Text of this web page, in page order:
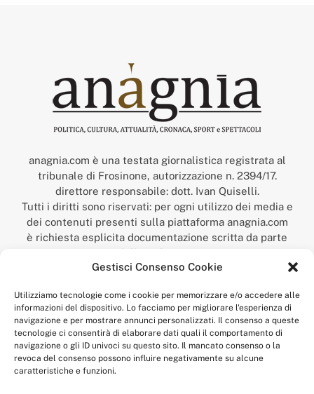
Gestisci Consenso Cookie
Utilizziamo tecnologie come i cookie per memorizzare e/o accedere alle
informazioni del dispositivo. Lo facciamo per migliorare l'esperienza di
navigazione e per mostrare annunci personalizzati. Il consenso a queste
tecnologie ci consentirà di elaborare dati quali il comportamento di
navigazione o gli ID univoci su questo sito. Il mancato consenso o la
revoca del consenso possono influire negativamente su alcune
caratteristiche e funzioni.
anagnia.com è una testata giornalistica registrata al
tribunale di Frosinone, autorizzazione n. 2394/17.
direttore responsabile: dott. Ivan Quiselli.
Tutti i diritti sono riservati: per ogni utilizzo dei media e
dei contenuti presenti sulla piattaforma anagnia.com
è richiesta esplicita documentazione scritta da parte
della redazione.
“Anagnia” è un marchio registrato presso l’Ufficio Italiano
Economico,
num. registrazione: 302017000014044 del 9 febbraio 2017.
Per contatti:redazione@anagnia.com